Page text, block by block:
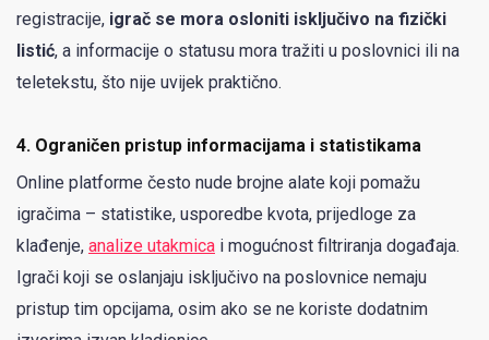
registracije, igrač se mora osloniti isključivo na fizički
listić, a informacije o statusu mora tražiti u poslovnici ili na
teletekstu, što nije uvijek praktično.
4. Ograničen pristup informacijama i statistikama
Online platforme često nude brojne alate koji pomažu
igračima – statistike, usporedbe kvota, prijedloge za
klađenje, analize utakmica i mogućnost filtriranja događaja.
Igrači koji se oslanjaju isključivo na poslovnice nemaju
pristup tim opcijama, osim ako se ne koriste dodatnim